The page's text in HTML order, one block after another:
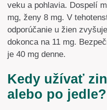
veku a pohlavia. Dospelí
mg, ženy 8 mg. V
odporúčanie u žien
dokonca na 11 mg.
je 40 mg denne.
Kedy užívať
alebo po jedle?